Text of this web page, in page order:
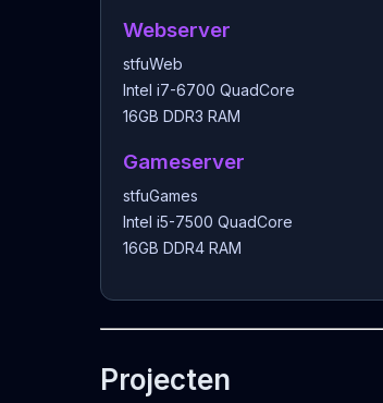
Webserver
stfuWeb
Intel i7-6700 QuadCore
16GB DDR3 RAM
Gameserver
stfuGames
Intel i5-7500 QuadCore
16GB DDR4 RAM
Projecten